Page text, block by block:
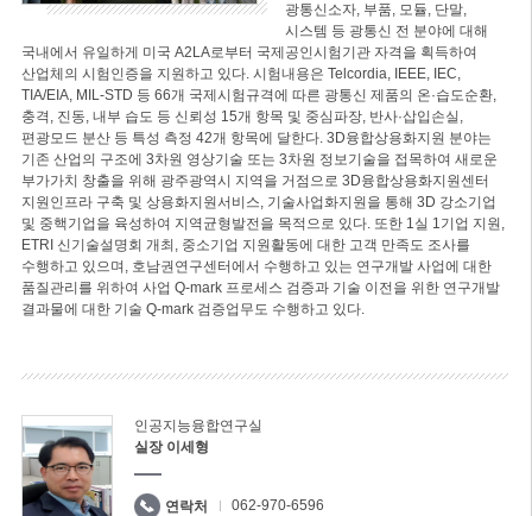
광통신소자, 부품, 모듈, 단말,
시스템 등 광통신 전 분야에 대해
국내에서 유일하게 미국 A2LA로부터 국제공인시험기관 자격을 획득하여
산업체의 시험인증을 지원하고 있다. 시험내용은 Telcordia, IEEE, IEC,
TIA/EIA, MIL-STD 등 66개 국제시험규격에 따른 광통신 제품의 온·습도순환,
충격, 진동, 내부 습도 등 신뢰성 15개 항목 및 중심파장, 반사·삽입손실,
편광모드 분산 등 특성 측정 42개 항목에 달한다. 3D융합상용화지원 분야는
기존 산업의 구조에 3차원 영상기술 또는 3차원 정보기술을 접목하여 새로운
부가가치 창출을 위해 광주광역시 지역을 거점으로 3D융합상용화지원센터
지원인프라 구축 및 상용화지원서비스, 기술사업화지원을 통해 3D 강소기업
및 중핵기업을 육성하여 지역균형발전을 목적으로 있다. 또한 1실 1기업 지원,
ETRI 신기술설명회 개최, 중소기업 지원활동에 대한 고객 만족도 조사를
수행하고 있으며, 호남권연구센터에서 수행하고 있는 연구개발 사업에 대한
품질관리를 위하여 사업 Q-mark 프로세스 검증과 기술 이전을 위한 연구개발
결과물에 대한 기술 Q-mark 검증업무도 수행하고 있다.
인공지능융합연구실
실장 이세형
연락처 062-970-6596